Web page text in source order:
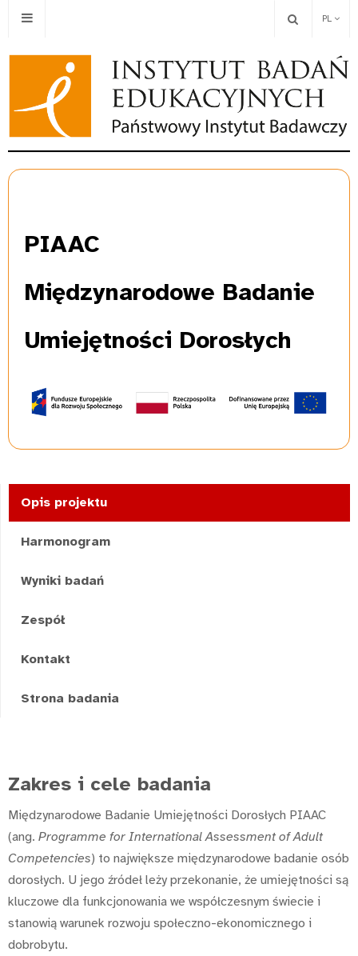
PL
PIAAC
Międzynarodowe Badanie
Umiejętności Dorosłych
Opis projektu
Harmonogram
Wyniki badań
Zespół
Kontakt
Strona badania
Zakres i cele badania
Międzynarodowe Badanie Umiejętności Dorosłych PIAAC
(ang. Programme for International Assessment of Adult
Competencies) to największe międzynarodowe badanie osób
dorosłych. U jego źródeł leży przekonanie, że umiejętności są
kluczowe dla funkcjonowania we współczesnym świecie i
stanowią warunek rozwoju społeczno-ekonomicznego i
dobrobytu.